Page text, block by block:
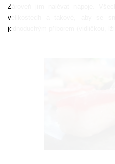
Zároveň jim nalévat nápoje.
velikostech a takové, aby se
jednoduchým pří­borem (vidličkou,